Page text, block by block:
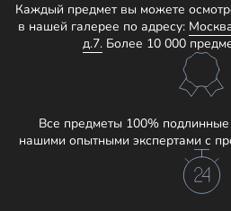
Каждый предмет вы можете
в нашей галерее по адресу:
д.7.Более 10 000
Все предметы 100%
нашими опытными экспертами с